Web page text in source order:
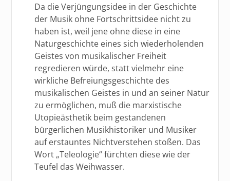
Da die Verjüngungsidee in der Geschichte
der Musik ohne Fortschrittsidee nicht zu
haben ist, weil jene ohne diese in eine
Naturgeschichte eines sich wiederholenden
Geistes von musikalischer Freiheit
regredieren würde, statt vielmehr eine
wirkliche Befreiungsgeschichte des
musikalischen Geistes in und an seiner Natur
zu ermöglichen, muß die marxistische
Utopieästhetik beim gestandenen
bürgerlichen Musikhistoriker und Musiker
auf erstauntes Nichtverstehen stoßen. Das
Wort „Teleologie“ fürchten diese wie der
Teufel das Weihwasser.